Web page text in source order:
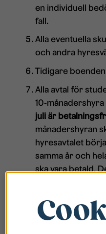
en individuell
fall.
Alla eventuella
och andra
Tidigare
Alla avtal för
10-
juli är
månadershyran
hyresavtalet
samma år och
ska vara betald.
Endast en
lägenheter får